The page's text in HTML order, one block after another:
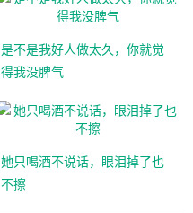
是不是我好人做太久，你就觉
得我没脾气
她只喝酒不说话，眼泪掉了也
不擦